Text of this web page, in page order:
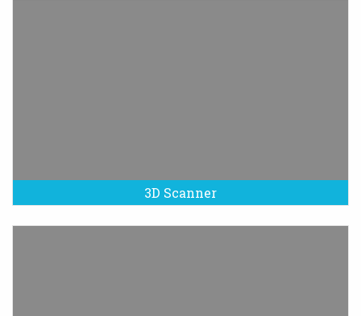
3D Scanner